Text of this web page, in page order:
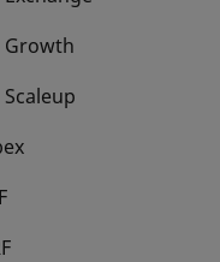
Growth
en una pestaña nueva
Scaleup
en una pestaña nueva
en una pestaña nueva
en una pestaña nueva